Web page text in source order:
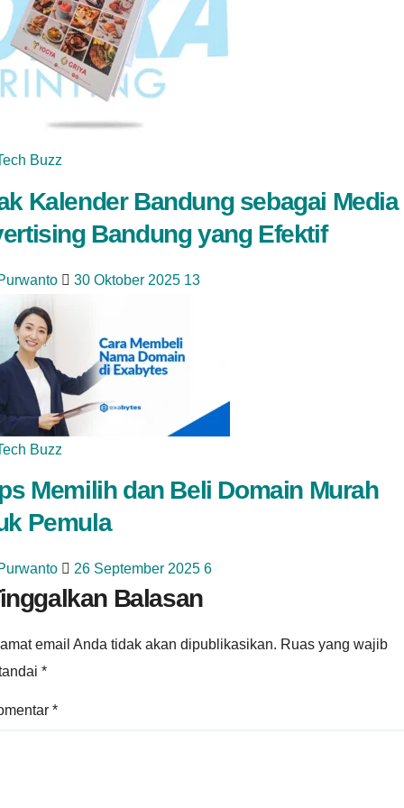
Buzz
Kalender Bandung sebagai Media
Bandung yang Efektif
30 Oktober 2025 13
Buzz
Memilih dan Beli Domain Murah
Pemula
26 September 2025 6
Balasan
email Anda tidak akan dipublikasikan. Ruas yang wajib
*
*